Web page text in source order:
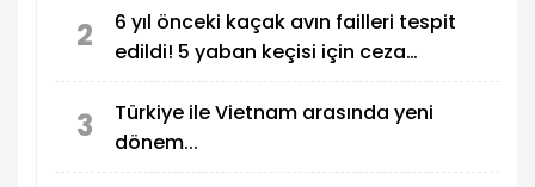
2
6 yıl önceki kaçak avın failleri tespit
edildi! 5 yaban keçisi için ceza
3
Türkiye ile Vietnam arasında yeni
dönem...